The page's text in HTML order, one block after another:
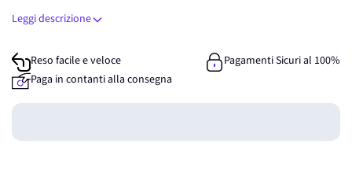
Leggi descrizione
Reso facile e veloce
Pagamenti Sicuri al 100%
Paga in contanti alla consegna
Guadagna